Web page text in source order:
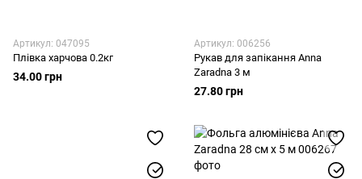
Артикул: 047095
Плівка харчова 0.2кг
34.00 грн
Артикул: 006256
Рукав для запікання Anna
Zaradna 3 м
27.80 грн